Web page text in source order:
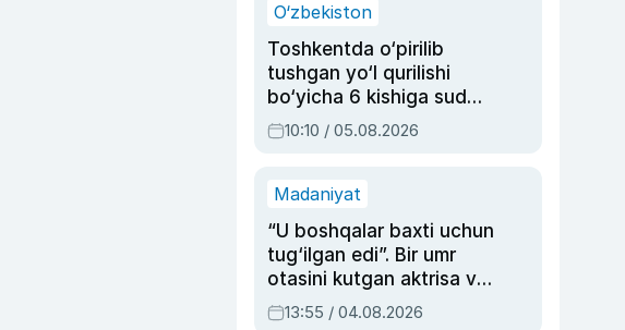
O‘zbekiston
Toshkentda o‘pirilib
tushgan yo‘l qurilishi
bo‘yicha 6 kishiga sud
hukmi o‘qildi
10:10 / 05.08.2026
Madaniyat
“U boshqalar baxti uchun
tug‘ilgan edi”. Bir umr
otasini kutgan aktrisa va
dublyaj ustasi Rimma
13:55 / 04.08.2026